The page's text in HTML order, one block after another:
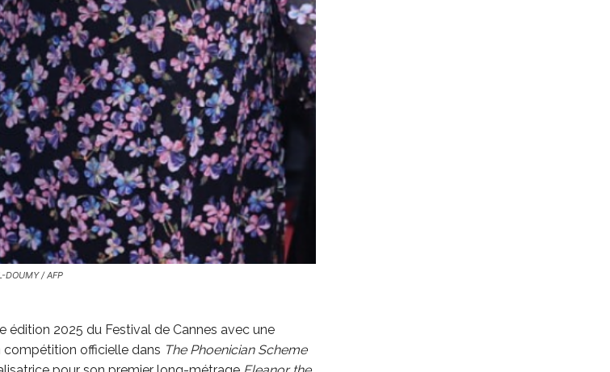
/ AFP
édition 2025 du Festival de Cannes avec une
compétition officielle dans The Phoenician Scheme